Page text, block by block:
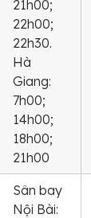
21h00;
22h00;
22h30.
Hà
Giang:
7h00;
14h00;
18h00;
21h00
Sân bay
Nội Bài: